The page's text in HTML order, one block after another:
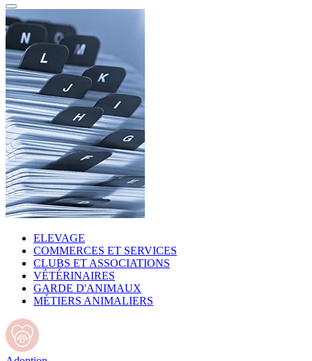
ELEVAGE
COMMERCES ET SERVICES
CLUBS ET ASSOCIATIONS
VÉTÉRINAIRES
GARDE D'ANIMAUX
MÉTIERS ANIMALIERS